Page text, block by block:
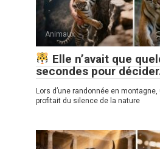
Animaux
Elle n’avait que
secondes pour
Lors d’une randonnée en
profitait du silence de la nature